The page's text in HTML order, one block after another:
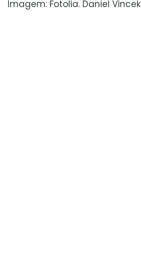
Imagem: Fotolia. Daniel Vincek